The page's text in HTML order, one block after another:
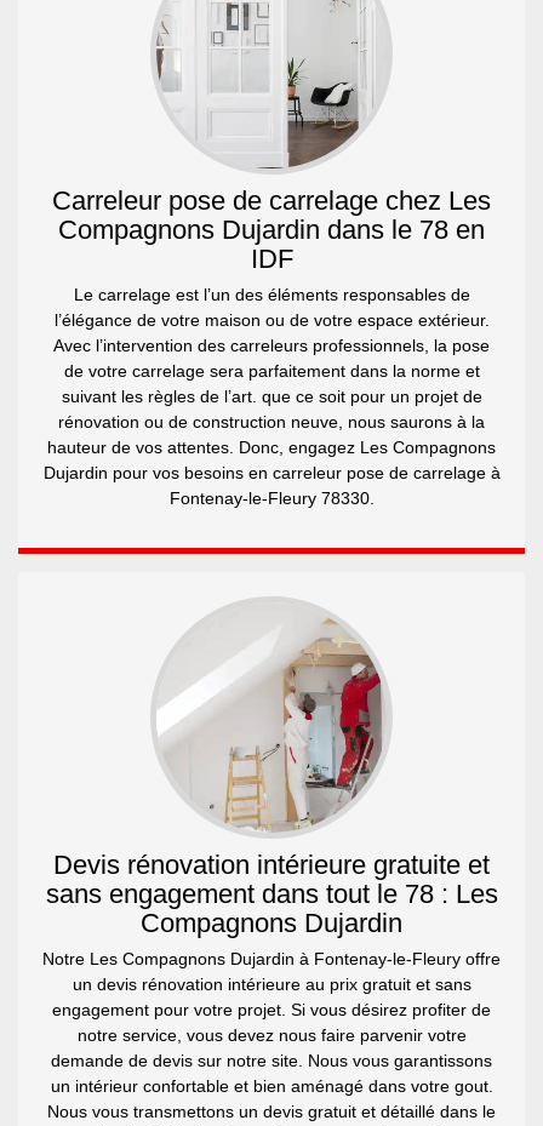
Carreleur pose de carrelage chez Les
Compagnons Dujardin dans le 78 en
IDF
Le carrelage est l’un des éléments responsables de
l’élégance de votre maison ou de votre espace extérieur.
Avec l’intervention des carreleurs professionnels, la pose
de votre carrelage sera parfaitement dans la norme et
suivant les règles de l’art. que ce soit pour un projet de
rénovation ou de construction neuve, nous saurons à la
hauteur de vos attentes. Donc, engagez Les Compagnons
Dujardin pour vos besoins en carreleur pose de carrelage à
Fontenay-le-Fleury 78330.
Devis rénovation intérieure gratuite et
sans engagement dans tout le 78 : Les
Compagnons Dujardin
Notre Les Compagnons Dujardin à Fontenay-le-Fleury offre
un devis rénovation intérieure au prix gratuit et sans
engagement pour votre projet. Si vous désirez profiter de
notre service, vous devez nous faire parvenir votre
demande de devis sur notre site. Nous vous garantissons
un intérieur confortable et bien aménagé dans votre gout.
Nous vous transmettons un devis gratuit et détaillé dans le